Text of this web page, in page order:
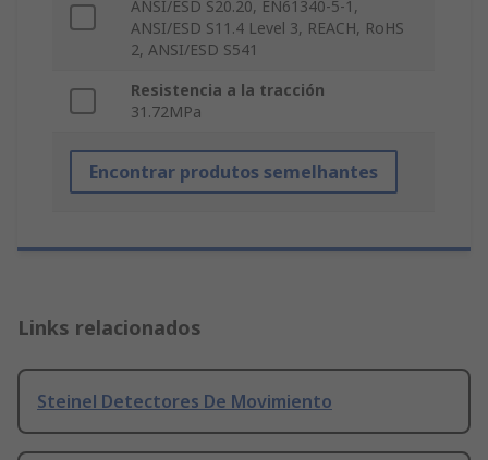
ANSI/ESD S20.20, EN61340-5-1,
ANSI/ESD S11.4 Level 3, REACH, RoHS
2, ANSI/ESD S541
Resistencia a la tracción
31.72MPa
Encontrar produtos semelhantes
Links relacionados
Steinel Detectores De Movimiento